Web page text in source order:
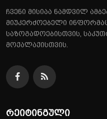
ჩვენი მისიაა ნამდვილ
მიუკერძოებელი
საზოგადოებისთვის,
მოქალაქისთვის.
რეიტინგული